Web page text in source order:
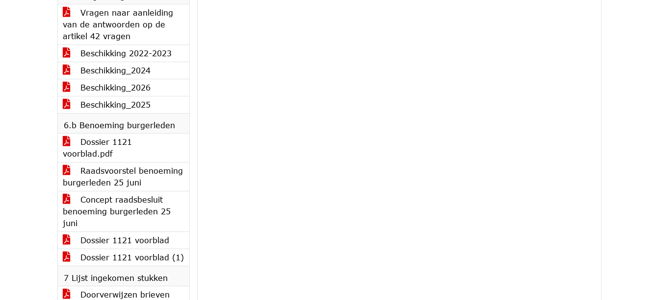
Vragen naar aanleiding
van de antwoorden op de
artikel 42 vragen
Beschikking 2022-2023
Beschikking_2024
Beschikking_2026
Beschikking_2025
6.b Benoeming burgerleden
Dossier 1121
voorblad.pdf
Raadsvoorstel benoeming
burgerleden 25 juni
Concept raadsbesluit
benoeming burgerleden 25
juni
Dossier 1121 voorblad
Dossier 1121 voorblad (1)
7 Lijst ingekomen stukken
Doorverwijzen brieven